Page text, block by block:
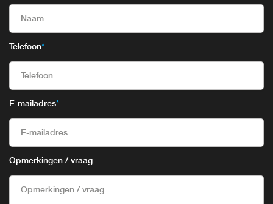
Telefoon*
E-mailadres*
Opmerkingen / vraag